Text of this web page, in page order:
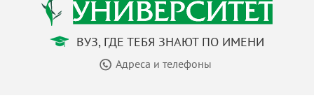
ВУЗ, ГДЕ ТЕБЯ ЗНАЮТ ПО ИМЕНИ
Адреса и телефоны